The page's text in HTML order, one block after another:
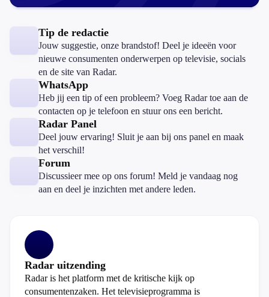
Tip de redactie
Jouw suggestie, onze brandstof! Deel je ideeën voor
nieuwe consumenten onderwerpen op televisie, socials
en de site van Radar.
WhatsApp
Heb jij een tip of een probleem? Voeg Radar toe aan de
contacten op je telefoon en stuur ons een bericht.
Radar Panel
Deel jouw ervaring! Sluit je aan bij ons panel en maak
het verschil!
Forum
Discussieer mee op ons forum! Meld je vandaag nog
aan en deel je inzichten met andere leden.
Radar uitzending
Radar is het platform met de kritische kijk op
consumentenzaken. Het televisieprogramma is